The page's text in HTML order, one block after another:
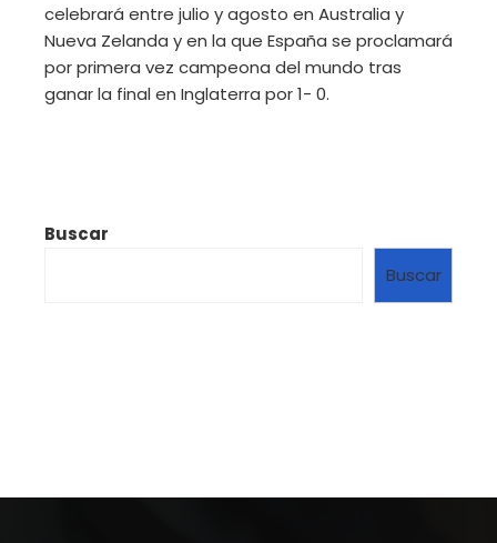
celebrará entre julio y agosto en Australia y
Nueva Zelanda y en la que España se proclamará
por primera vez campeona del mundo tras
ganar la final en Inglaterra por 1- 0.
Buscar
Buscar